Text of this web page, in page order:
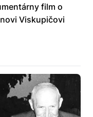
film o
Viskupičovi